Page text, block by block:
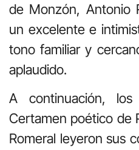
de Monzón, Antonio
un excelente e
tono familiar y
aplaudido.
A continuación,
Certamen poético de
Romeral leyeron sus